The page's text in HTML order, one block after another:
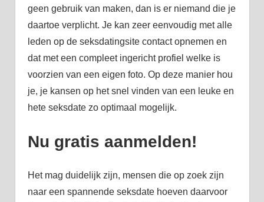
geen gebruik van maken, dan is er niemand die je
daartoe verplicht. Je kan zeer eenvoudig met alle
leden op de seksdatingsite contact opnemen en
dat met een compleet ingericht profiel welke is
voorzien van een eigen foto. Op deze manier hou
je, je kansen op het snel vinden van een leuke en
hete seksdate zo optimaal mogelijk.
Nu gratis aanmelden!
Het mag duidelijk zijn, mensen die op zoek zijn
naar een spannende seksdate hoeven daarvoor